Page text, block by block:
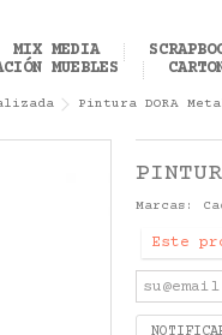
MIX MEDIA
MUEBLES
Pintura DORA
Marcas:
Este